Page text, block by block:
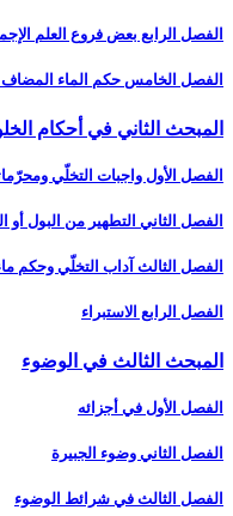
الفصل الرابع بعض فروع العلم
الفصل الخامس حكم الماء المضاف
المبحث الثاني في أحكام
الفصل الأول واجبات التخلّي
الفصل الثاني التطهير من البول أو
الفصل الثالث آداب التخلّي وحكم
الفصل الرابع الاستبراء
المبحث الثالث في الوضوء
الفصل الأول في أجزائه‏
الفصل الثاني وضوء الجبيرة
الفصل الثالث في شرائط الوضوء